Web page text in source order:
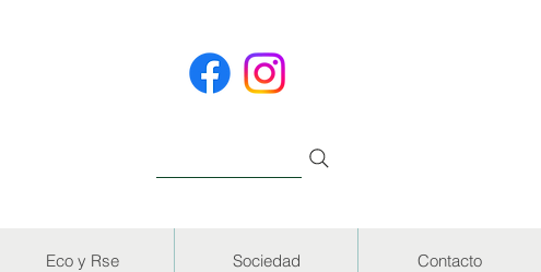
Eco y Rse Sociedad Contacto